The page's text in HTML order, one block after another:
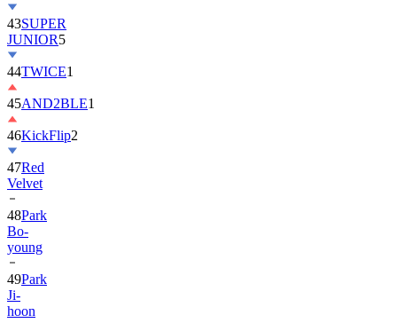
43SUPER
JUNIOR5
44TWICE1
45AND2BLE1
46KickFlip2
47Red
Velvet
48Park
Bo-
young
49Park
Ji-
hoon